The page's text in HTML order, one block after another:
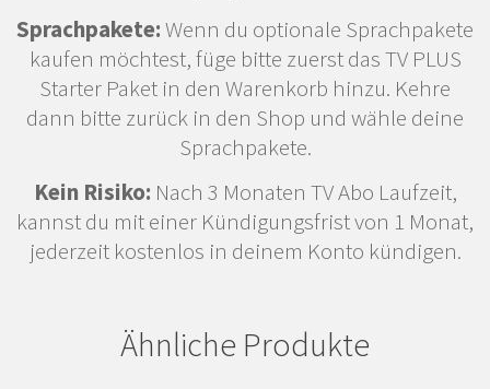
Sprachpakete:Wenn du optionale Sprachpakete
kaufen möchtest, füge bitte zuerst das TV PLUS
Starter Paket in den Warenkorb hinzu. Kehre
dann bitte zurück in den Shop und wähle deine
Sprachpakete.
Kein Risiko: Nach 3 Monaten TV Abo Laufzeit,
kannst du mit einer Kündigungsfrist von 1 Monat,
jederzeit kostenlos in deinem Konto kündigen.
Ähnliche Produkte